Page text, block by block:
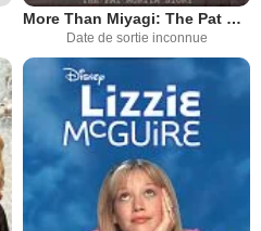
More Than Miyagi: The Pat Morita Story
Date de sortie inconnue